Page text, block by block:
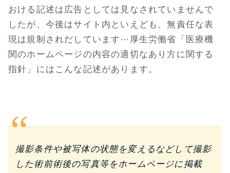
おける記述は広告としては見なされていませんで
したが、今後はサイト内といえども、無責任な表
現は規制されだしています⋯厚生労働省「医療機
関のホームページの内容の適切なあり方に関する
指針」にはこんな記述があります。
撮影条件や被写体の状態を変えるなどして撮影
した術前術後の写真等をホームページに掲載